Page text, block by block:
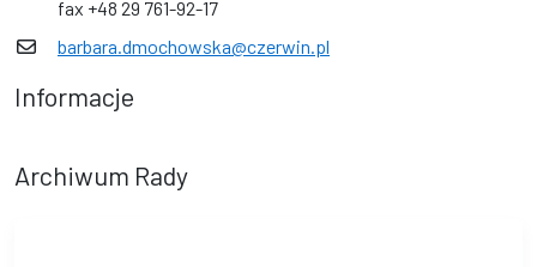
fax +48 29 761-92-17
barbara.dmochowska@czerwin.pl
Informacje
Archiwum Rady